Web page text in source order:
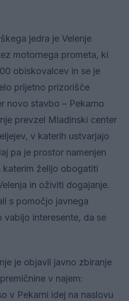
jedra je Velenje
motornega prometa, ki
obiskovalcev in se je
prijetno prizorišče
novo stavbo – Pekarno
prevzel Mladinski center
v katerih ustvarjajo
pa je prostor namenjen
katerim želijo obogatiti
in oživiti dogajanje.
s pomočjo javnega
interesente, da se
je objavil javno zbiranje
v najem:
v Pekarni idej na naslovu